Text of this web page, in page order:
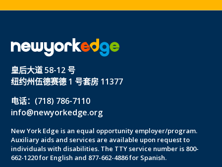
皇后大道 58-12 号
纽约州伍德赛德 1 号套房 11377
电话：(718) 786-7110
info@newyorkedge.org
New York Edge is an equal opportunity employer/program.
Auxiliary aids and services are available upon request to
individuals with disabilities. The TTY service number is 800-
662-1220 for English and 877-662-4886 for Spanish.